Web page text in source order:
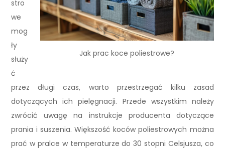
Jak prac koce poliestrowe?
stro
we
mog
ły
służy
ć
przez długi czas, warto przestrzegać kilku zasad
dotyczących ich pielęgnacji. Przede wszystkim należy
zwrócić uwagę na instrukcje producenta dotyczące
prania i suszenia. Większość koców poliestrowych można
prać w pralce w temperaturze do 30 stopni Celsjusza, co